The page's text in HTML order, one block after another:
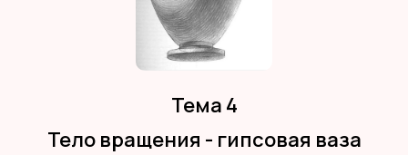
Тема 4
Тело вращения - гипсовая ваза